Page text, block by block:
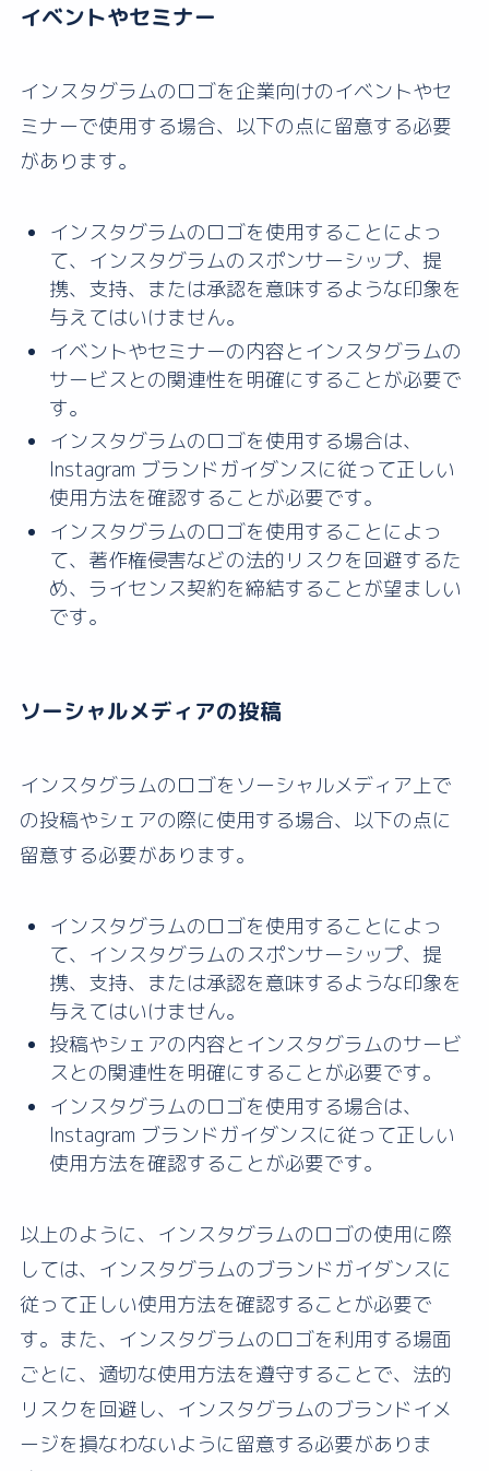
イベントやセミナー
インスタグラムのロゴを企業向けのイベントやセ
ミナーで使用する場合、以下の点に留意する必要
があります。
インスタグラムのロゴを使用することによっ
て、インスタグラムのスポンサーシップ、提
携、支持、または承認を意味するような印象を
与えてはいけません。
イベントやセミナーの内容とインスタグラムの
サービスとの関連性を明確にすることが必要で
す。
インスタグラムのロゴを使用する場合は、
Instagram ブランドガイダンスに従って正しい
使用方法を確認することが必要です。
インスタグラムのロゴを使用することによっ
て、著作権侵害などの法的リスクを回避するた
め、ライセンス契約を締結することが望ましい
です。
ソーシャルメディアの投稿
インスタグラムのロゴをソーシャルメディア上で
の投稿やシェアの際に使用する場合、以下の点に
留意する必要があります。
インスタグラムのロゴを使用することによっ
て、インスタグラムのスポンサーシップ、提
携、支持、または承認を意味するような印象を
与えてはいけません。
投稿やシェアの内容とインスタグラムのサービ
スとの関連性を明確にすることが必要です。
インスタグラムのロゴを使用する場合は、
Instagram ブランドガイダンスに従って正しい
使用方法を確認することが必要です。
以上のように、インスタグラムのロゴの使用に際
しては、インスタグラムのブランドガイダンスに
従って正しい使用方法を確認することが必要で
す。また、インスタグラムのロゴを利用する場面
ごとに、適切な使用方法を遵守することで、法的
リスクを回避し、インスタグラムのブランドイメ
ージを損なわないように留意する必要がありま